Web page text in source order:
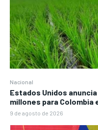
Nacional
Estados Unidos
millones para Colombia
9 de agosto de 2026